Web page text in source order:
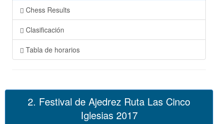
Chess Results
Clasificación
Tabla de horarios
2. Festival de Ajedrez Ruta Las Cinco
Iglesias 2017